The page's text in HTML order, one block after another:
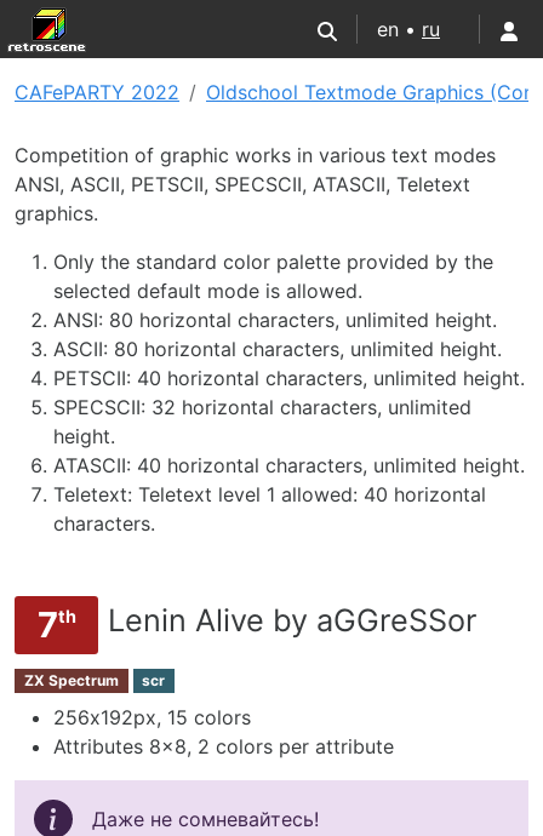
en • ru
CAFePARTY 2022 Oldschool Textmode Graphics
Competition of graphic works in various text modes
ANSI, ASCII, PETSCII, SPECSCII, ATASCII, Teletext
graphics.
Only the standard color palette provided by the
selected default mode is allowed.
ANSI: 80 horizontal characters, unlimited height.
ASCII: 80 horizontal characters, unlimited height.
PETSCII: 40 horizontal characters, unlimited height.
SPECSCII: 32 horizontal characters, unlimited
height.
ATASCII: 40 horizontal characters, unlimited height.
Teletext: Teletext level 1 allowed: 40 horizontal
characters.
7th Lenin Alive by aGGreSSor
ZX Spectrum scr
256х192px, 15 colors
Attributes 8x8, 2 colors per attribute
Даже не сомневайтесь!